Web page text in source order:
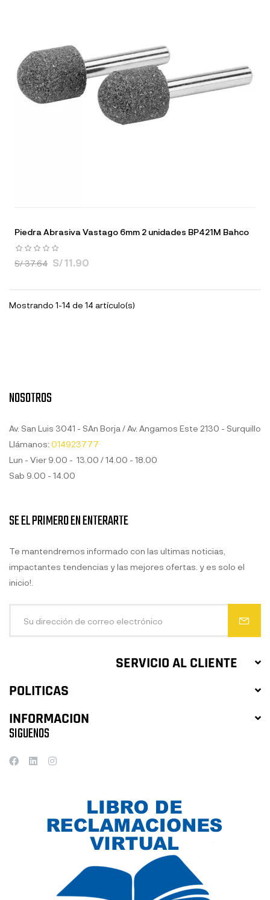
Piedra Abrasiva Vastago 6mm 2 unidades BP421M Bahco
S/ 37.64 S/ 11.90
Mostrando 1-14 de 14 artículo(s)
NOSOTROS
Av. San Luis 3041 - SAn Borja / Av. Angamos Este 2130 - Surquillo
Llámanos: 014923777
Lun - Vier 9.00 - 13.00 / 14.00 - 18.00
Sab 9.00 - 14.00
SERVICIO AL CLIENTE
POLITICAS
INFORMACION
SE EL PRIMERO EN ENTERARTE
Te mantendremos informado con las ultimas noticias,
impactantes tendencias y las mejores ofertas. y es solo el
inicio!.
SIGUENOS